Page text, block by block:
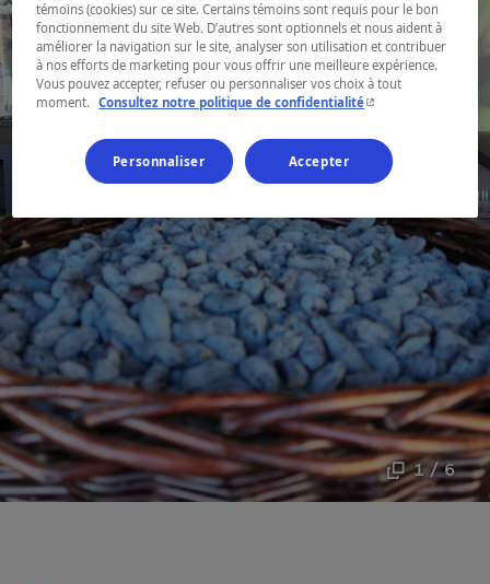
1 / 6
témoins (cookies) sur ce site. Certains témoins sont requis pour le bon
fonctionnement du site Web. D’autres sont optionnels et nous aident à
améliorer la navigation sur le site, analyser son utilisation et contribuer
à nos efforts de marketing pour vous offrir une meilleure expérience.
Vous pouvez accepter, refuser ou personnaliser vos choix à tout
moment. Consultez notre politique de confidentialité- Cet hyperlien
Personnaliser Accepter